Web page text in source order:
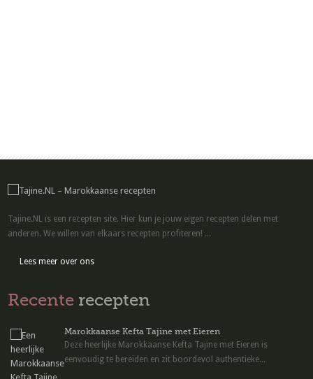
Tajine.NL is een recepten site. Hier kun je jouw eigen recepten delen met
anderen. We willen van elkaars recepten profiteren! ...
Lees meer over ons
Recente recepten
Marokkaanse Kefta Tajine met Eieren
Deze heerlijke Marokkaanse Kefta Tajine met Eieren is
eenvoudig te bereiden en zit boordevol authentieke...